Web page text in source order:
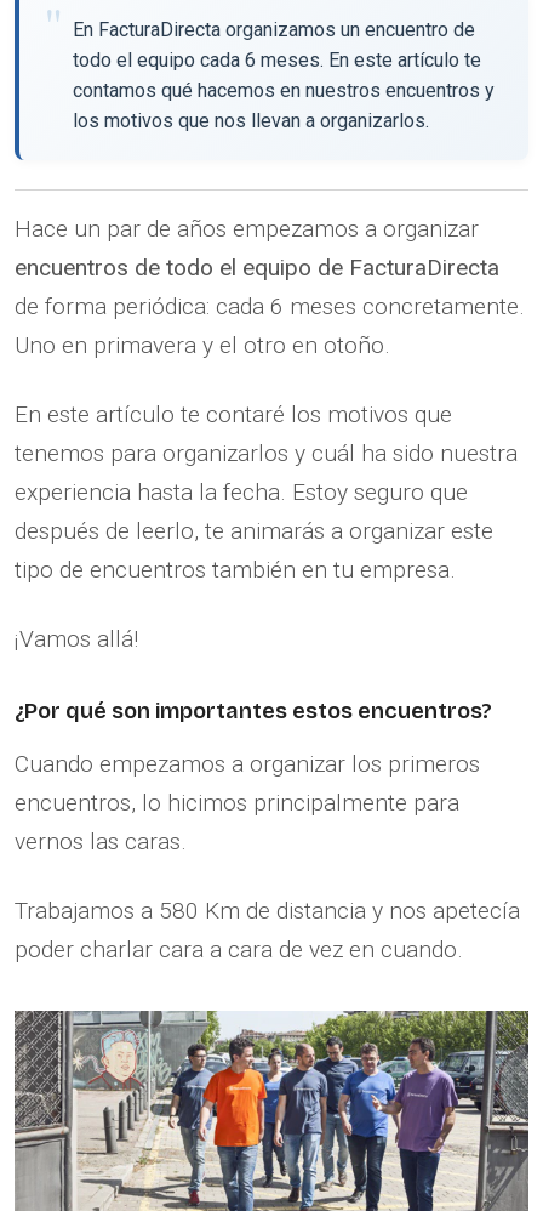
En FacturaDirecta organizamos un encuentro de
todo el equipo cada 6 meses. En este artículo te
contamos qué hacemos en nuestros encuentros y
los motivos que nos llevan a organizarlos.
Hace un par de años empezamos a organizar
encuentros de todo el equipo de FacturaDirecta
de forma periódica: cada 6 meses concretamente.
Uno en primavera y el otro en otoño.
En este artículo te contaré los motivos que
tenemos para organizarlos y cuál ha sido nuestra
experiencia hasta la fecha. Estoy seguro que
después de leerlo, te animarás a organizar este
tipo de encuentros también en tu empresa.
¡Vamos allá!
¿Por qué son importantes estos encuentros?
Cuando empezamos a organizar los primeros
encuentros, lo hicimos principalmente para
vernos las caras.
Trabajamos a 580 Km de distancia y nos apetecía
poder charlar cara a cara de vez en cuando.